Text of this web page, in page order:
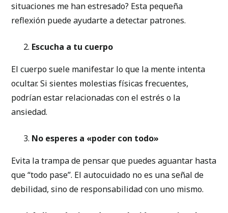
situaciones me han estresado? Esta pequeña
reflexión puede ayudarte a detectar patrones.
Escucha a tu cuerpo
El cuerpo suele manifestar lo que la mente intenta
ocultar. Si sientes molestias físicas frecuentes,
podrían estar relacionadas con el estrés o la
ansiedad.
No esperes a «poder con todo»
Evita la trampa de pensar que puedes aguantar hasta
que “todo pase”. El autocuidado no es una señal de
debilidad, sino de responsabilidad con uno mismo.